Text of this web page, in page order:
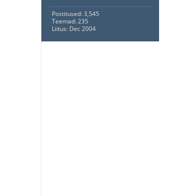
Postitused: 3,545
Teemad: 235
Liitus: Dec 2004